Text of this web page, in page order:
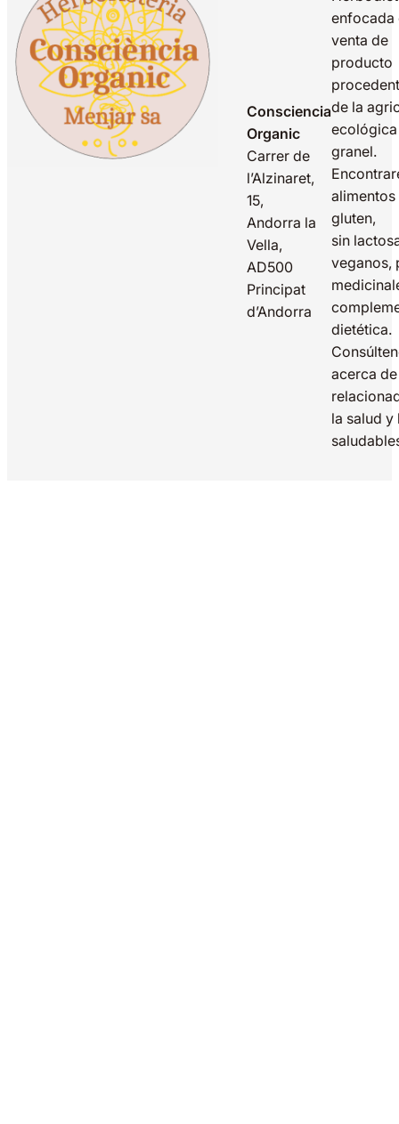
Consciencia
Organic
Carrer de
l’Alzinaret,
15,
Andorra la
Vella,
AD500
Principat
d’Andorra
enfocada
venta de
producto
de la
granel.
alimentos
gluten,
sin
veganos,
dietética.
acerca
la salud y